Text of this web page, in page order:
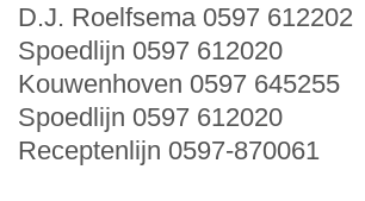
D.J. Roelfsema 0597 612202
Spoedlijn 0597 612020
Kouwenhoven 0597 645255
Spoedlijn 0597 612020
Receptenlijn 0597-870061